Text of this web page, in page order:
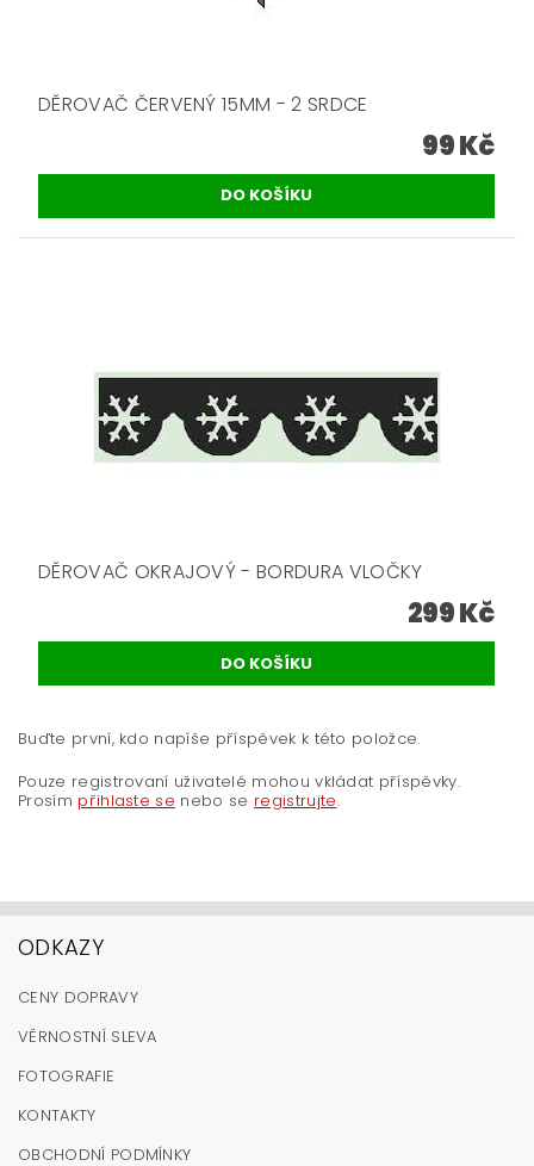
DĚROVAČ ČERVENÝ 15MM - 2 SRDCE
99 Kč
DĚROVAČ OKRAJOVÝ - BORDURA VLOČKY
299 Kč
Buďte první, kdo napíše příspěvek k této položce.
Pouze registrovaní uživatelé mohou vkládat příspěvky.
Prosím přihlaste se nebo se registrujte.
ODKAZY
CENY DOPRAVY
VĚRNOSTNÍ SLEVA
FOTOGRAFIE
KONTAKTY
OBCHODNÍ PODMÍNKY